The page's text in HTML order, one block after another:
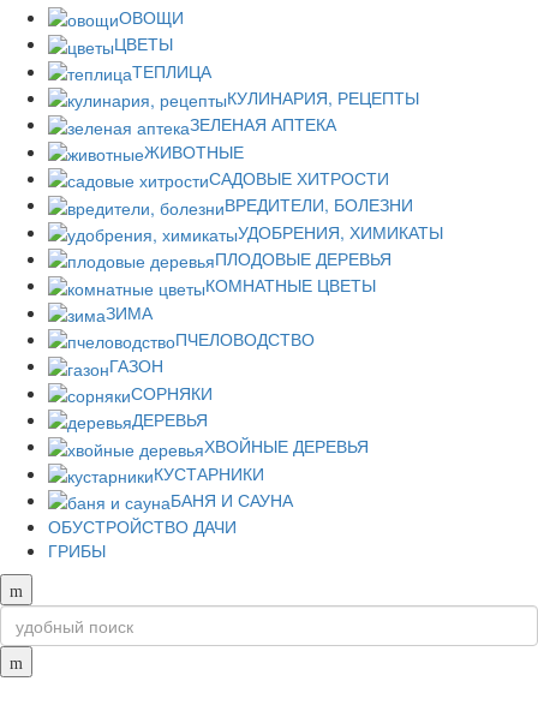
ОВОЩИ
ЦВЕТЫ
ТЕПЛИЦА
КУЛИНАРИЯ, РЕЦЕПТЫ
ЗЕЛЕНАЯ АПТЕКА
ЖИВОТНЫЕ
САДОВЫЕ ХИТРОСТИ
ВРЕДИТЕЛИ, БОЛЕЗНИ
УДОБРЕНИЯ, ХИМИКАТЫ
ПЛОДОВЫЕ ДЕРЕВЬЯ
КОМНАТНЫЕ ЦВЕТЫ
ЗИМА
ПЧЕЛОВОДСТВО
ГАЗОН
СОРНЯКИ
ДЕРЕВЬЯ
ХВОЙНЫЕ ДЕРЕВЬЯ
КУСТАРНИКИ
БАНЯ И САУНА
ОБУСТРОЙСТВО ДАЧИ
ГРИБЫ